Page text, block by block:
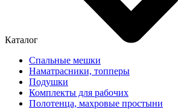
Каталог
Спальные мешки
Наматрасники, топперы
Подушки
Комплекты для рабочих
Полотенца, махровые простыни